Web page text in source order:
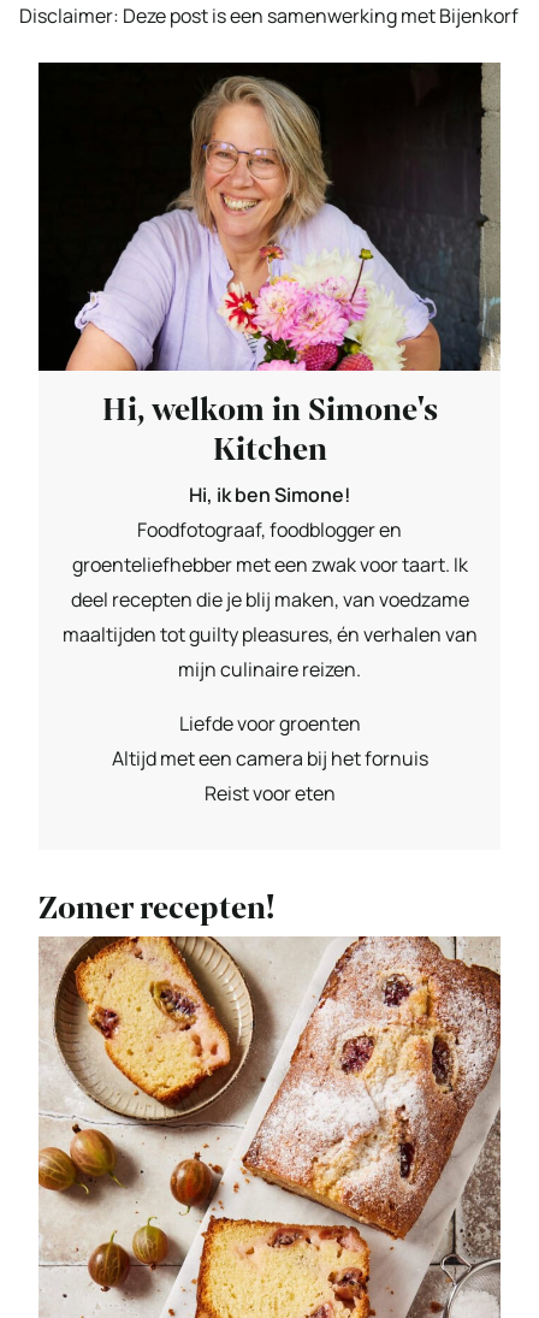
Disclaimer: Deze post is een samenwerking met Bijenkorf
Hi, welkom in Simone's
Kitchen
Hi, ik ben Simone!
Foodfotograaf, foodblogger en
groenteliefhebber met een zwak voor taart. Ik
deel recepten die je blij maken, van voedzame
maaltijden tot guilty pleasures, én verhalen van
mijn culinaire reizen.
Liefde voor groenten
Altijd met een camera bij het fornuis
Reist voor eten
Zomer recepten!